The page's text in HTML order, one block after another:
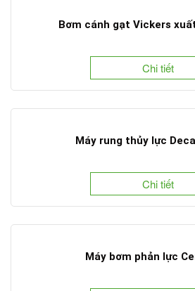
Bơm cánh gạt Vickers
Chi tiết
Máy rung thủy lực
Chi tiết
Máy bơm phản lực